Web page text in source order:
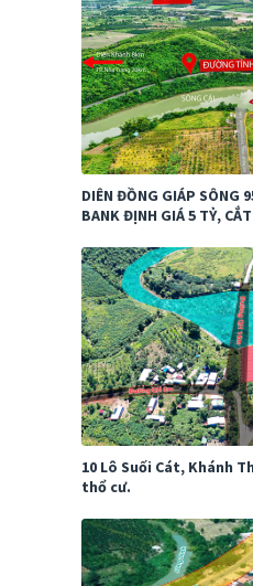
DIÊN ĐỒNG GIÁP SÔNG
BANK ĐỊNH GIÁ 5 TỶ,
10 Lô Suối Cát, Khánh
thổ cư.